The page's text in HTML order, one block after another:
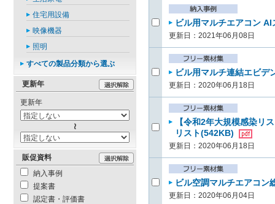
ビル用マルチエアコン
更新日：2021年06月08日
ビル用マルチ連結エビ
更新日：2020年06月18日
【令和2年大規模感染リ
リスト(542KB)
更新日：2020年06月18日
ビル空調マルチエアコ
更新日：2020年06月04日
住宅用設備
映像機器
照明
すべての製品分類から選ぶ
更新年
更新年
販促資料
納入事例
提案書
認定書・評価書